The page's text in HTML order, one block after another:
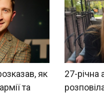
як
та
27-річна